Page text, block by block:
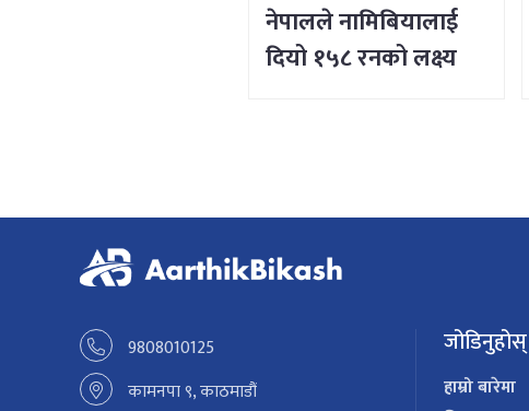
नेपालले नामिबियालाई
दियो १५८ रनको लक्ष्य
9808010125
कामनपा ९, काठमाडौं
जोडिनुहोस्
हाम्रो बारेमा